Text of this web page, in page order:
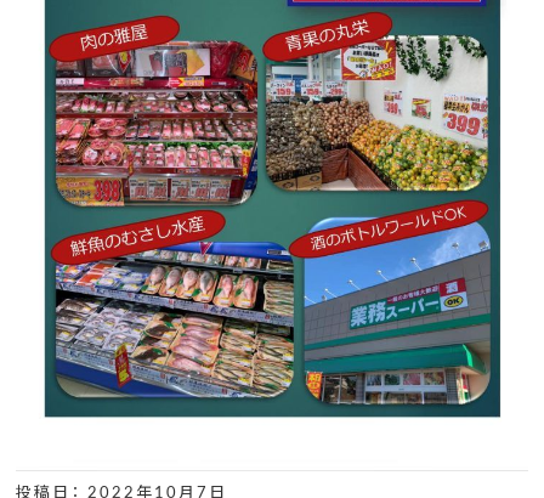
投稿日： 2022年10月7日